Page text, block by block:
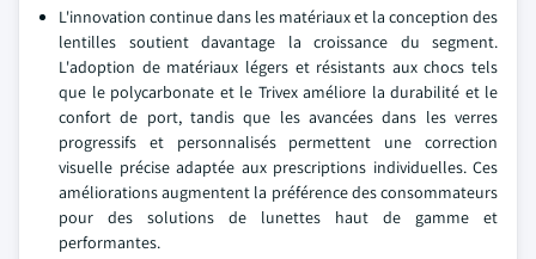
L'innovation continue dans les matériaux et la conception des
lentilles soutient davantage la croissance du segment.
L'adoption de matériaux légers et résistants aux chocs tels
que le polycarbonate et le Trivex améliore la durabilité et le
confort de port, tandis que les avancées dans les verres
progressifs et personnalisés permettent une correction
visuelle précise adaptée aux prescriptions individuelles. Ces
améliorations augmentent la préférence des consommateurs
pour des solutions de lunettes haut de gamme et
performantes.